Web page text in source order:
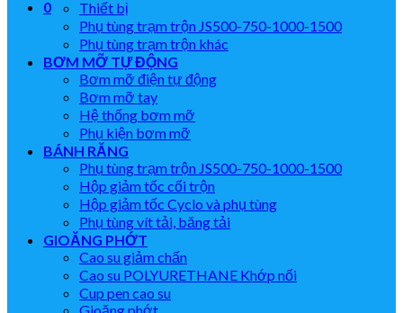
0
Thiết bị
Phụ tùng trạm trộn JS500-750-1000-1500
Phụ tùng trạm trộn khác
BƠM MỠ TỰ ĐỘNG
Bơm mỡ điện tự động
Bơm mỡ tay
Hệ thống bơm mỡ
Phụ kiện bơm mỡ
BÁNH RĂNG
Phụ tùng trạm trộn JS500-750-1000-1500
Hộp giảm tốc cối trộn
Hộp giảm tốc Cyclo và phụ tùng
Phụ tùng vít tải, băng tải
GIOĂNG PHỚT
Cao su giảm chấn
Cao su POLYURETHANE Khớp nối
Cup pen cao su